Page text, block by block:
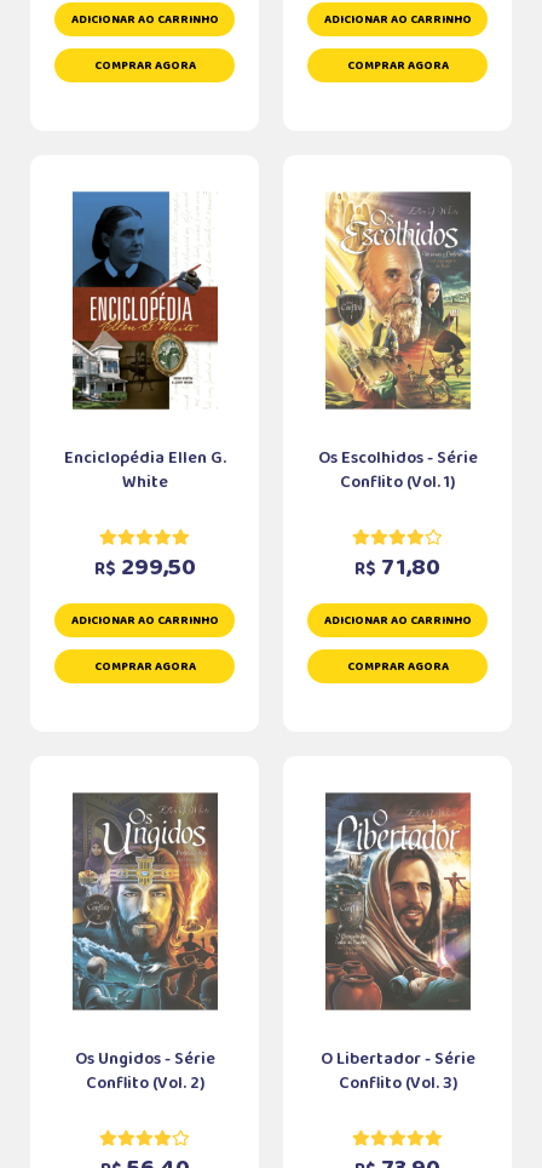
ADICIONAR AO CARRINHO
COMPRAR AGORA
ADICIONAR AO CARRINHO
COMPRAR AGORA
Enciclopédia Ellen G.
White
R$ 299,50
ADICIONAR AO CARRINHO
COMPRAR AGORA
Os Escolhidos - Série
Conflito (Vol. 1)
R$ 71,80
ADICIONAR AO CARRINHO
COMPRAR AGORA
Os Ungidos - Série
Conflito (Vol. 2)
O Libertador - Série
Conflito (Vol. 3)